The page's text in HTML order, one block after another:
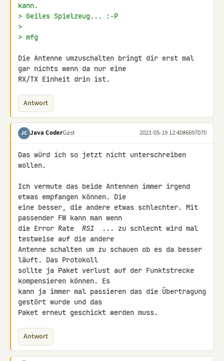
kann.
> Geiles Spielzeug... :-P
>
> mfg
Die Antenne umzuschalten bringt dir erst mal
gar nichts wenn da nur eine
RX/TX Einheit drin ist.
Antwort
JC Java CoderGast 2021-05-19 12:40#6697070
Das würd ich so jetzt nicht unterschreiben
wollen.
Ich vermute das beide Antennen immer irgend
etwas empfangen können. Die
eine besser, die andere etwas schlechter. Mit
passender FW kann man wenn
die Error Rate
RSI
... zu schlecht wird mal
testweise auf die andere
Antenne schalten um zu schauen ob es da besser
läuft. Das Protokoll
sollte ja Paket verlust auf der Funktstrecke
kompensieren können. Es
kann ja immer mal passieren das die Übertragung
gestört wurde und das
Paket erneut geschickt werden muss.
Antwort